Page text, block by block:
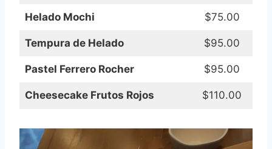
Helado Mochi $75.00
Tempura de Helado $95.00
Pastel Ferrero Rocher $95.00
Cheesecake Frutos Rojos $110.00